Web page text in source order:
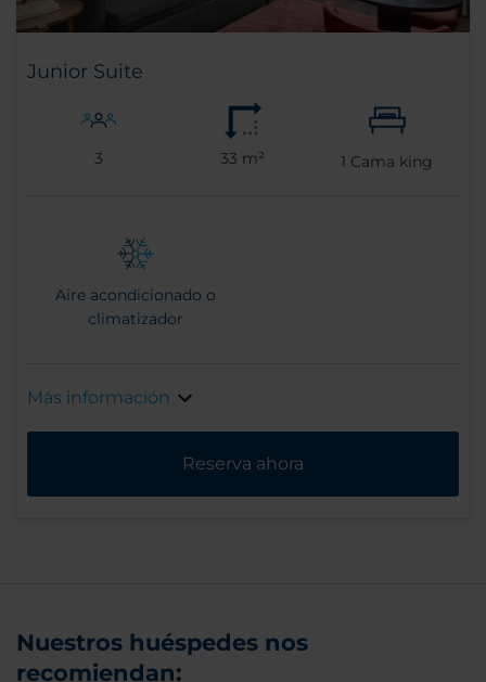
Junior Suite
3 33 m² 1 Cama king
Aire acondicionado o
climatizador
Más información
Reserva ahora
Nuestros huéspedes nos
recomiendan: